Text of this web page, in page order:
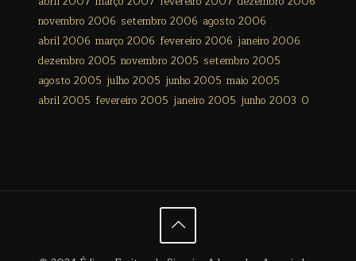
novembro 2006 setembro 2006 agosto 2006
abril 2006 março 2006 fevereiro 2006 janeiro 2006
dezembro 2005 novembro 2005 setembro 2005
agosto 2005 julho 2005 junho 2005 maio 2005
abril 2005 fevereiro 2005 janeiro 2005 junho 2003 0